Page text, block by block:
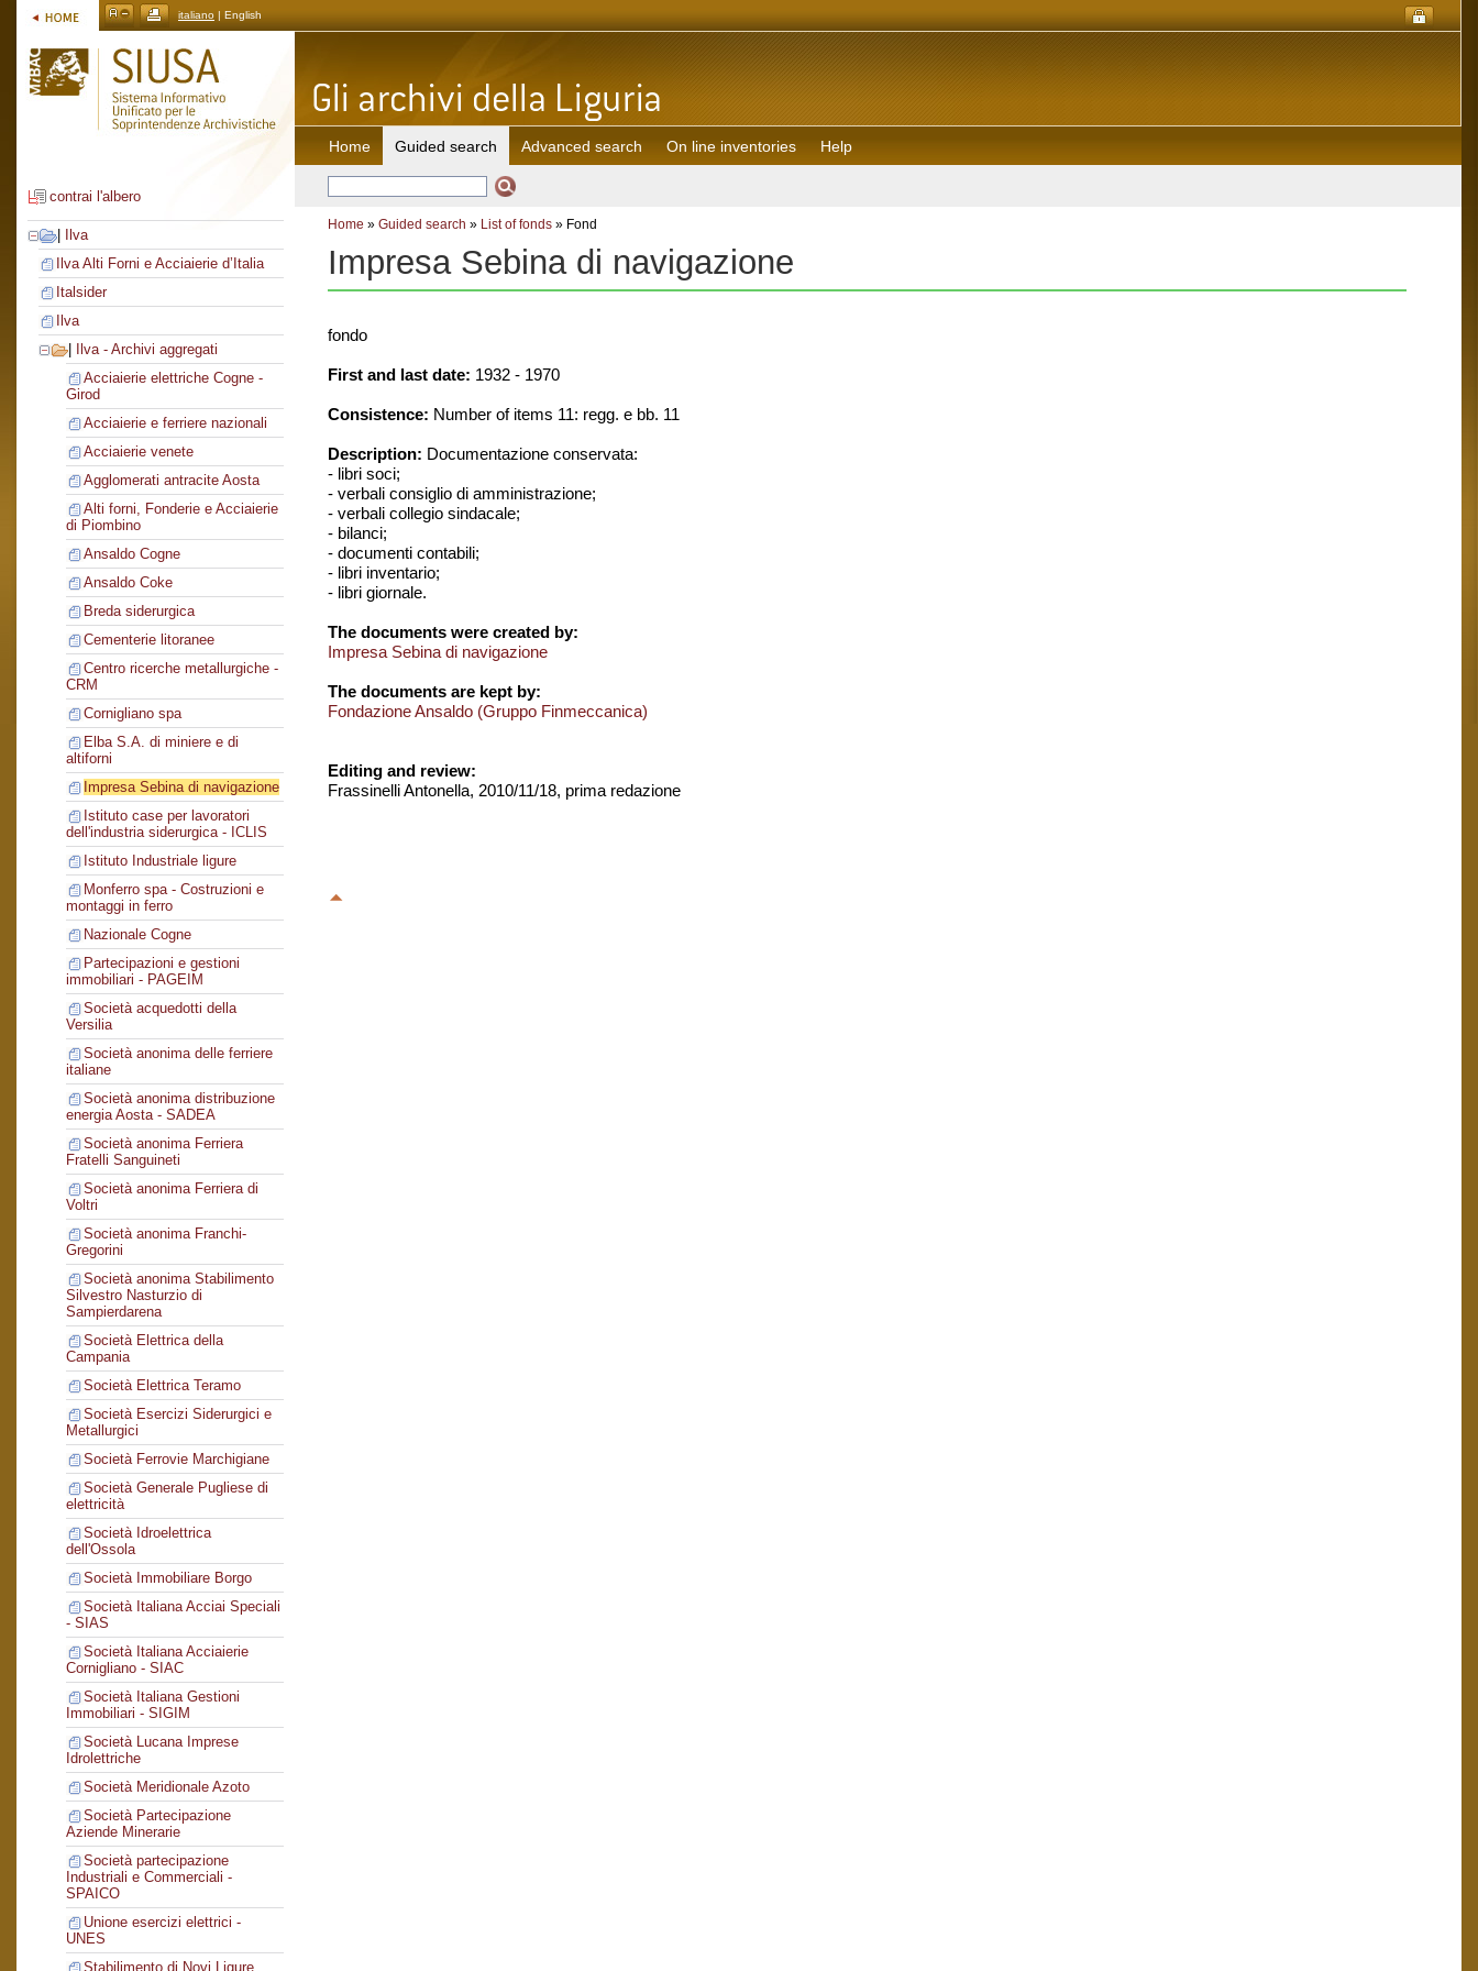
italiano | English
contrai l'albero
Ilva
Ilva Alti Forni e Acciaierie d’Italia
Italsider
Ilva
Ilva - Archivi aggregati
Acciaierie elettriche Cogne -
Girod
Acciaierie e ferriere nazionali
Acciaierie venete
Agglomerati antracite Aosta
Alti forni, Fonderie e Acciaierie
di Piombino
Ansaldo Cogne
Ansaldo Coke
Breda siderurgica
Cementerie litoranee
Centro ricerche metallurgiche -
CRM
Cornigliano spa
Elba S.A. di miniere e di
altiforni
Impresa Sebina di navigazione
Istituto case per lavoratori
dell'industria siderurgica - ICLIS
Istituto Industriale ligure
Monferro spa - Costruzioni e
montaggi in ferro
Nazionale Cogne
Partecipazioni e gestioni
immobiliari - PAGEIM
Società acquedotti della
Versilia
Società anonima delle ferriere
italiane
Società anonima distribuzione
energia Aosta - SADEA
Società anonima Ferriera
Fratelli Sanguineti
Società anonima Ferriera di
Voltri
Società anonima Franchi-
Gregorini
Società anonima Stabilimento
Silvestro Nasturzio di
Sampierdarena
Società Elettrica della
Campania
Società Elettrica Teramo
Società Esercizi Siderurgici e
Metallurgici
Società Ferrovie Marchigiane
Società Generale Pugliese di
elettricità
Società Idroelettrica
dell'Ossola
Società Immobiliare Borgo
Società Italiana Acciai Speciali
- SIAS
Società Italiana Acciaierie
Cornigliano - SIAC
Società Italiana Gestioni
Immobiliari - SIGIM
Società Lucana Imprese
Idrolettriche
Società Meridionale Azoto
Società Partecipazione
Aziende Minerarie
Società partecipazione
Industriali e Commerciali -
SPAICO
Unione esercizi elettrici -
UNES
Stabilimento di Novi Ligure
Home Guided search Advanced search On line inventories Help
Home » Guided search » List of fonds » Fond
Impresa Sebina di navigazione
fondo
First and last date: 1932 - 1970
Consistence: Number of items 11: regg. e bb. 11
Description: Documentazione conservata:
- libri soci;
- verbali consiglio di amministrazione;
- verbali collegio sindacale;
- bilanci;
- documenti contabili;
- libri inventario;
- libri giornale.
The documents were created by:
Impresa Sebina di navigazione
The documents are kept by:
Fondazione Ansaldo (Gruppo Finmeccanica)
Editing and review:
Frassinelli Antonella, 2010/11/18, prima redazione